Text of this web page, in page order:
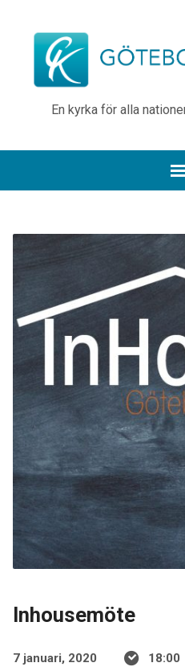
En kyrka för alla
Inhousemöte
7 januari, 2020 18:00